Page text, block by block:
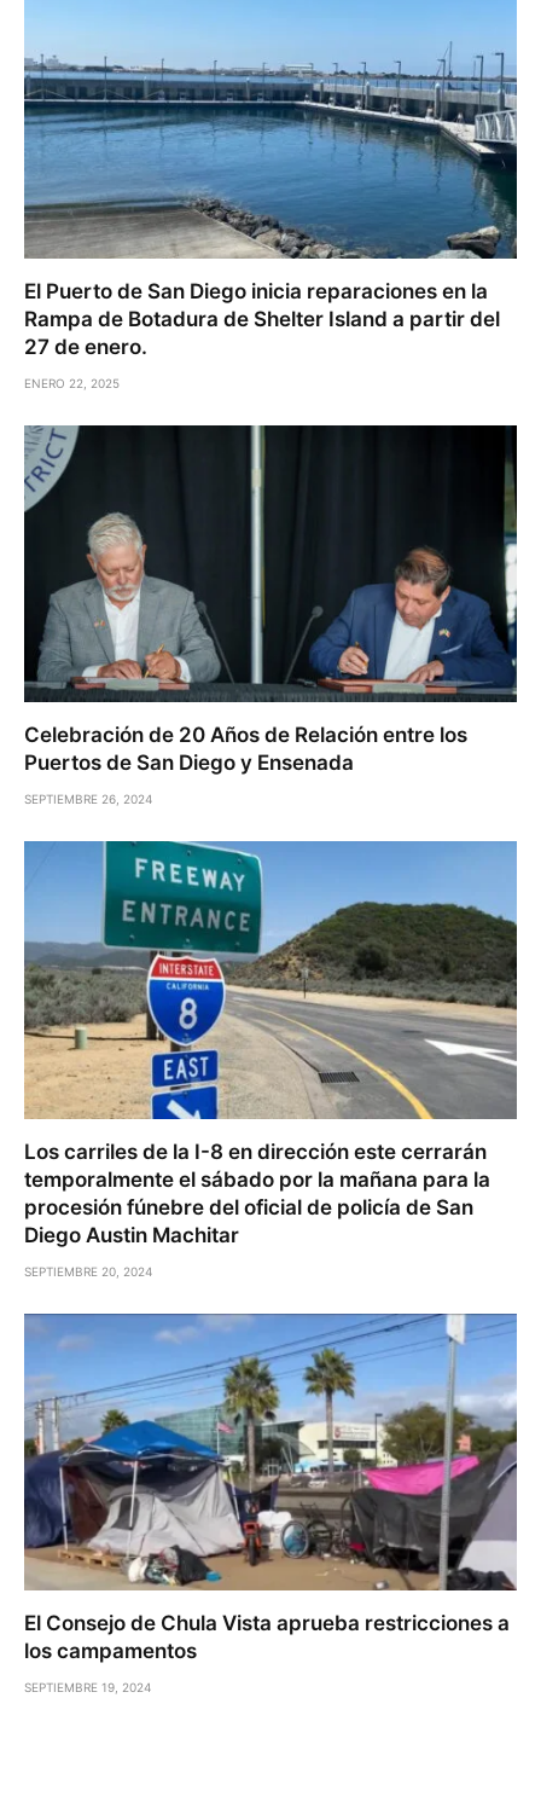
El Puerto de San Diego inicia reparaciones en la
Rampa de Botadura de Shelter Island a partir del
27 de enero.
ENERO 22, 2025
Celebración de 20 Años de Relación entre los
Puertos de San Diego y Ensenada
SEPTIEMBRE 26, 2024
Los carriles de la I-8 en dirección este cerrarán
temporalmente el sábado por la mañana para la
procesión fúnebre del oficial de policía de San
Diego Austin Machitar
SEPTIEMBRE 20, 2024
El Consejo de Chula Vista aprueba restricciones a
los campamentos
SEPTIEMBRE 19, 2024